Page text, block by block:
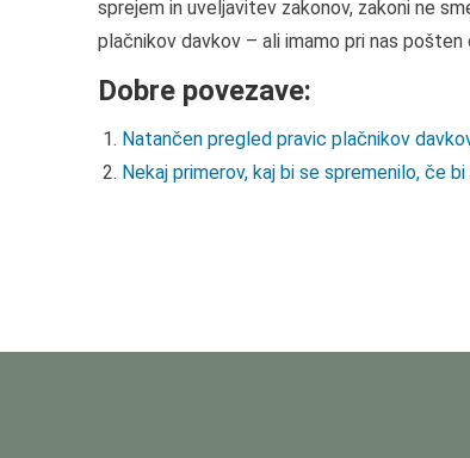
sprejem in uveljavitev zakonov, zakoni ne
plačnikov davkov – ali imamo pri nas pošten
Dobre povezave:
Natančen pregled pravic plačnikov
Nekaj primerov, kaj bi se spremenilo, če